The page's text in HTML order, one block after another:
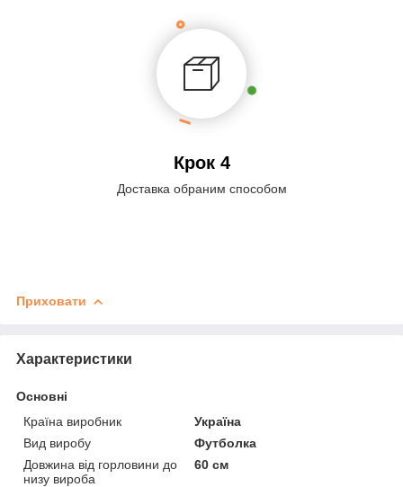
Крок 4
Доставка обраним способом
Приховати
Характеристики
Основні
Країна виробник
Україна
Вид виробу
Футболка
Довжина від горловини до
низу вироба
60 см